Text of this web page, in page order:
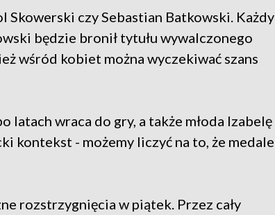
Skowerski czy Sebastian Batkowski. Każdy
będzie bronił tytułu wywalczonego
wśród kobiet można wyczekiwać szans
latach wraca do gry, a także młoda Izabelę
kontekst - możemy liczyć na to, że medale
rozstrzygnięcia w piątek. Przez cały